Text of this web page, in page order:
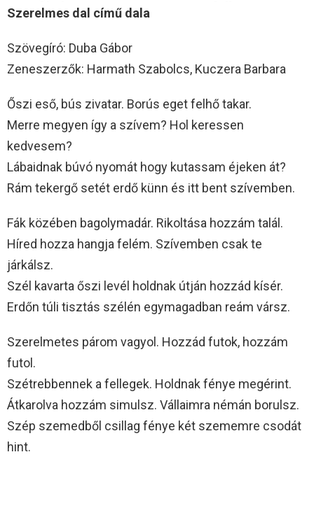
Szerelmes dal című dala
Szövegíró: Duba Gábor
Zeneszerzők: Harmath Szabolcs, Kuczera Barbara
Őszi eső, bús zivatar. Borús eget felhő takar.
Merre megyen így a szívem? Hol keressen
kedvesem?
Lábaidnak búvó nyomát hogy kutassam éjeken át?
Rám tekergő setét erdő künn és itt bent szívemben.
Fák közében bagolymadár. Rikoltása hozzám talál.
Híred hozza hangja felém. Szívemben csak te
járkálsz.
Szél kavarta őszi levél holdnak útján hozzád kísér.
Erdőn túli tisztás szélén egymagadban reám vársz.
Szerelmetes párom vagyol. Hozzád futok, hozzám
futol.
Szétrebbennek a fellegek. Holdnak fénye megérint.
Átkarolva hozzám simulsz. Vállaimra némán borulsz.
Szép szemedből csillag fénye két szememre csodát
hint.